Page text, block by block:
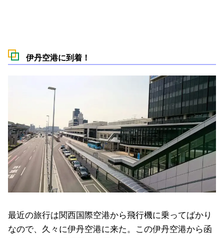
伊丹空港に到着！
最近の旅行は関西国際空港から飛行機に乗ってばかり
なので、久々に伊丹空港に来た。この伊丹空港から函